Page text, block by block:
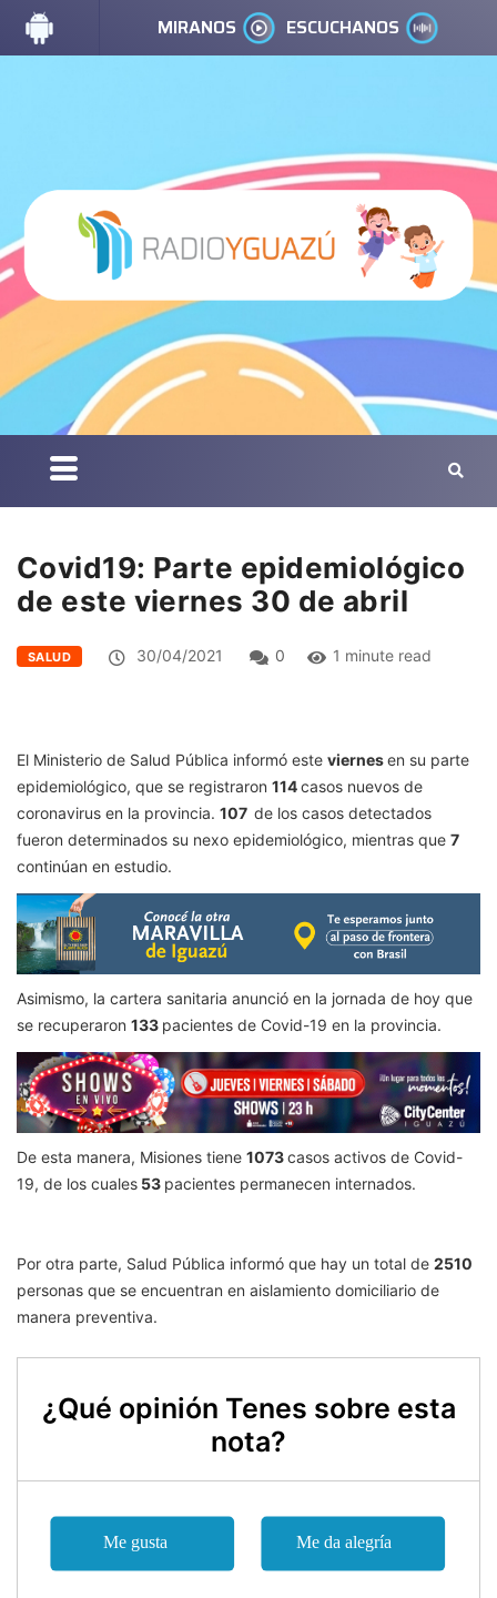
MIRANOS ESCUCHANOS
Covid19: Parte epidemiológico
de este viernes 30 de abril
SALUD 30/04/2021 0 1 minute read
El Ministerio de Salud Pública informó este viernesen su parte
epidemiológico, que se registraron 114casos nuevos de
coronavirus en la provincia. 107 de los casos detectados
fueron determinados su nexo epidemiológico, mientras que 7
continúan en estudio.
Asimismo, la cartera sanitaria anunció en la jornada de hoy que
se recuperaron 133 pacientes de Covid-19 en la provincia.
De esta manera, Misiones tiene 1073casos activos de Covid-
19, de los cuales 53 pacientes permanecen internados.
Por otra parte, Salud Pública informó que hay un total de 2510
personas que se encuentran en aislamiento domiciliario de
manera preventiva.
¿Qué opinión Tenes sobre esta
nota?